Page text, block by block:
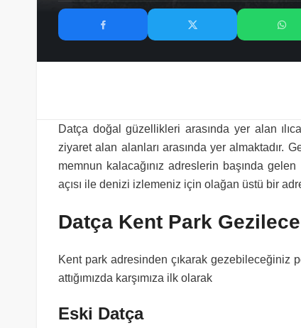
Datça doğal güzellikleri arasında yer alan
ziyaret alan alanları arasında yer almaktadır.
memnun kalacağınız adreslerin başında
açısı ile denizi izlemeniz için olağan üstü bir
Datça Kent Park
Kent park adresinden çıkarak gezebileceğiniz
attığımızda karşımıza ilk olarak
Eski Datça